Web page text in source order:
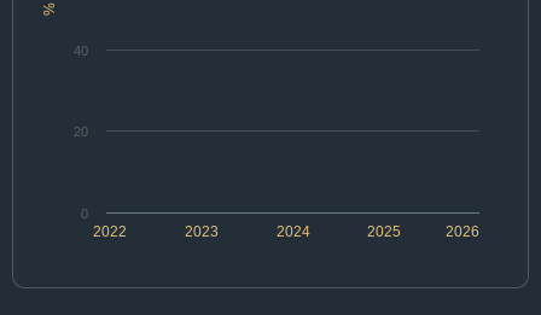
%
2022 2024 2026
2023 2025
0
20
40